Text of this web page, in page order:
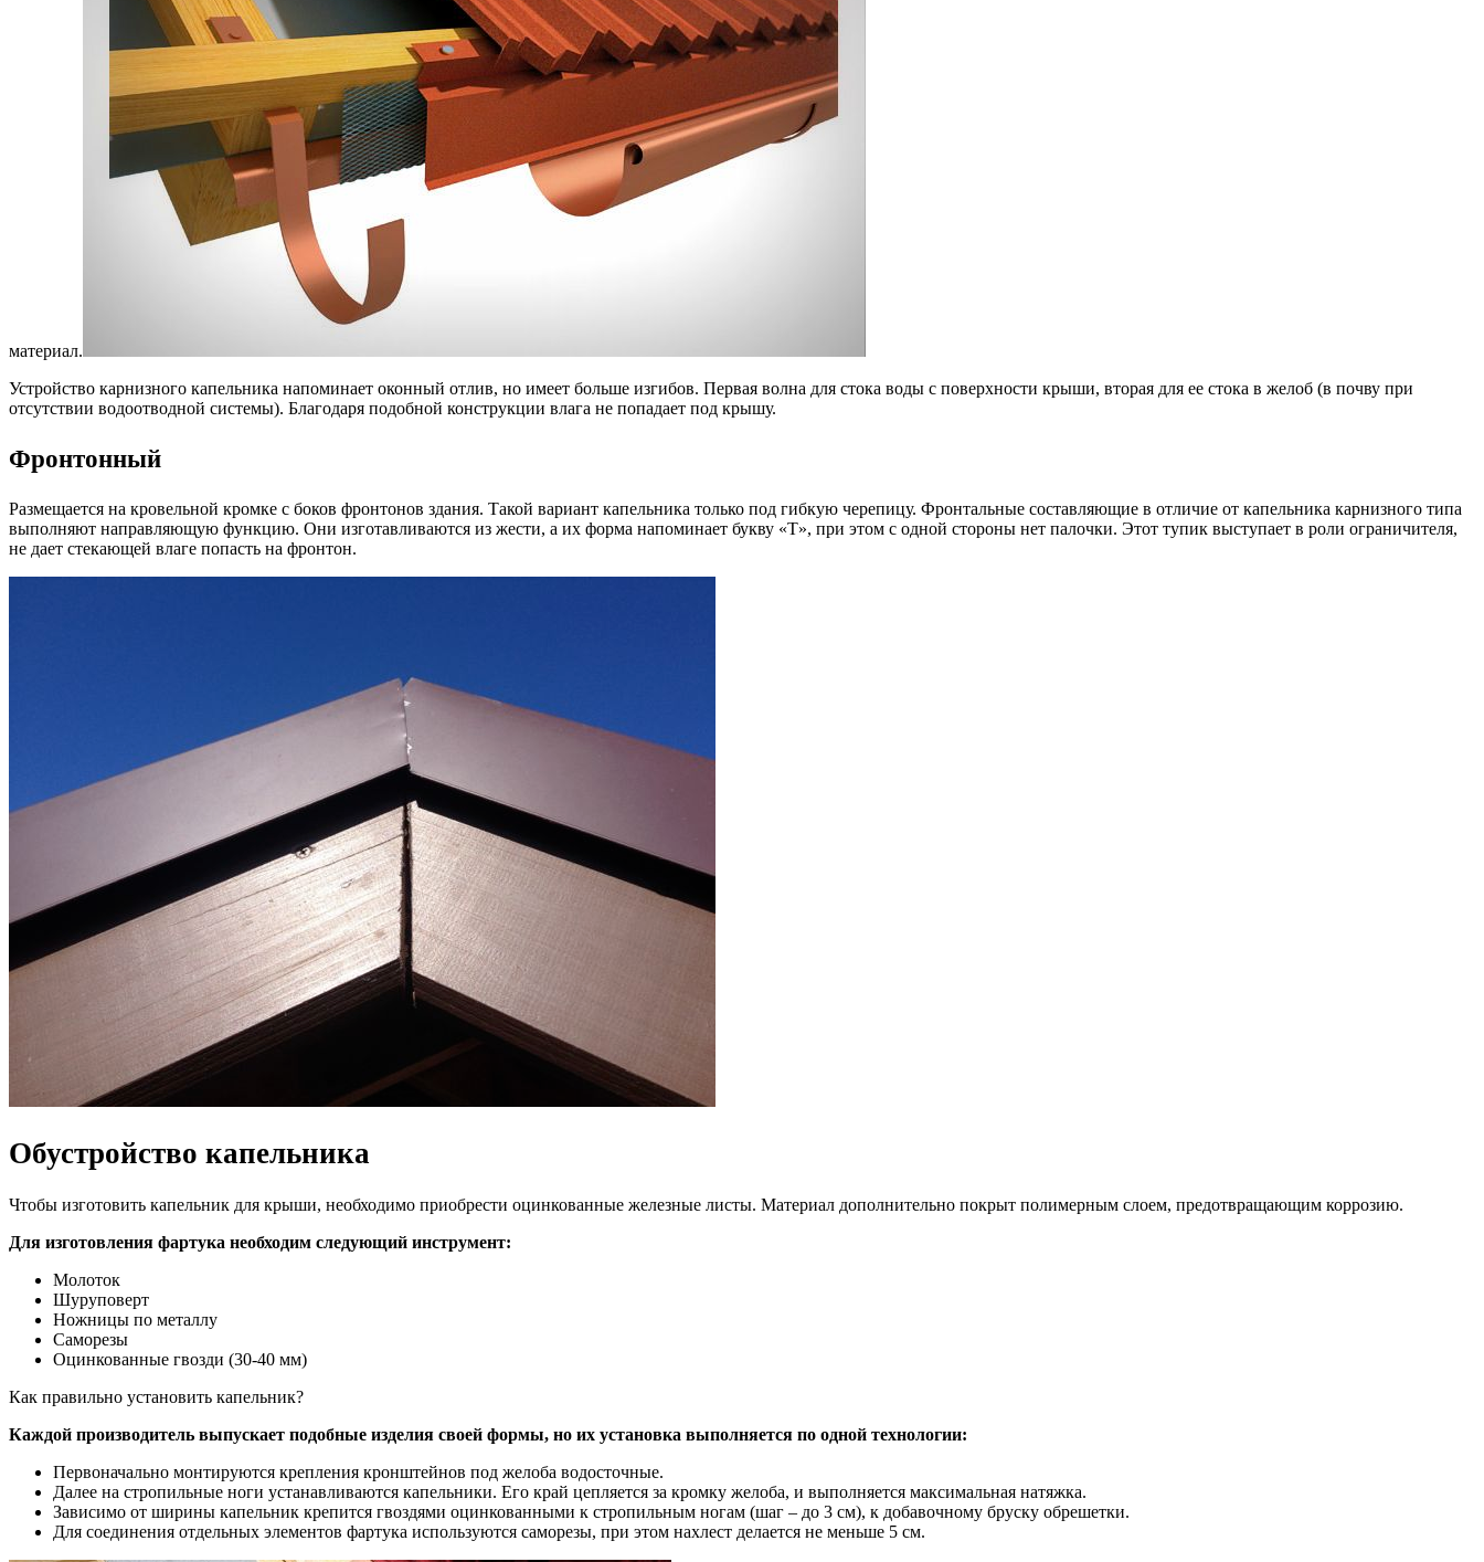
материал.
Устройство карнизного капельника напоминает оконный отлив, но имеет больше изгибов. Первая волна для стока воды с поверхности крыши, вторая для ее стока в желоб (в почву при
отсутствии водоотводной системы). Благодаря подобной конструкции влага не попадает под крышу.
Фронтонный
Размещается на кровельной кромке с боков фронтонов здания. Такой вариант капельника только под гибкую черепицу. Фронтальные составляющие в отличие от капельника карнизного типа
выполняют направляющую функцию. Они изготавливаются из жести, а их форма напоминает букву «Т», при этом с одной стороны нет палочки. Этот тупик выступает в роли ограничителя,
не дает стекающей влаге попасть на фронтон.
Обустройство капельника
Чтобы изготовить капельник для крыши, необходимо приобрести оцинкованные железные листы. Материал дополнительно покрыт полимерным слоем, предотвращающим коррозию.
Для изготовления фартука необходим следующий инструмент:
Молоток
Шуруповерт
Ножницы по металлу
Саморезы
Оцинкованные гвозди (30-40 мм)
Как правильно установить капельник?
Каждой производитель выпускает подобные изделия своей формы, но их установка выполняется по одной технологии:
Первоначально монтируются крепления кронштейнов под желоба водосточные.
Далее на стропильные ноги устанавливаются капельники. Его край цепляется за кромку желоба, и выполняется максимальная натяжка.
Зависимо от ширины капельник крепится гвоздями оцинкованными к стропильным ногам (шаг – до 3 см), к добавочному бруску обрешетки.
Для соединения отдельных элементов фартука используются саморезы, при этом нахлест делается не меньше 5 см.